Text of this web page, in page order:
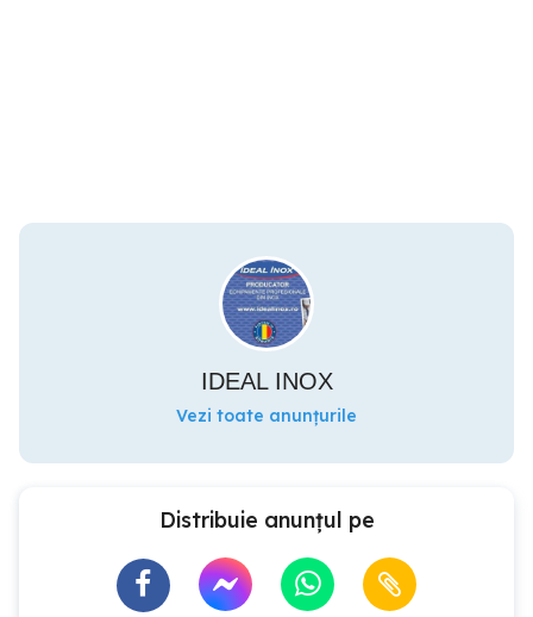
IDEAL INOX
Vezi toate anunțurile
Distribuie anunțul pe